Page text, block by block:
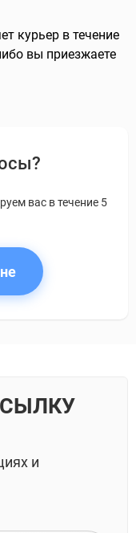
курьер в течение
вы приезжаете
вас в течение 5
и